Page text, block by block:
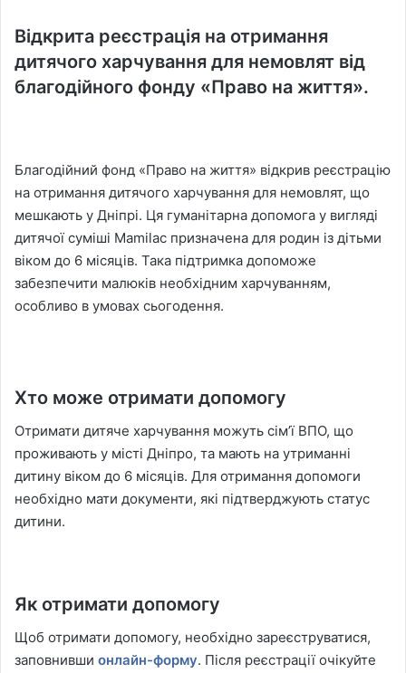
Відкрита реєстрація на отримання
дитячого харчування для немовлят від
благодійного фонду «Право на життя».
Благодійний фонд «Право на життя» відкрив реєстрацію
на отримання дитячого харчування для немовлят, що
мешкають у Дніпрі. Ця гуманітарна допомога у вигляді
дитячої суміші Mamilac призначена для родин із дітьми
віком до 6 місяців. Така підтримка допоможе
забезпечити малюків необхідним харчуванням,
особливо в умовах сьогодення.
Хто може отримати допомогу
Отримати дитяче харчування можуть сім’ї ВПО, що
проживають у місті Дніпро, та мають на утриманні
дитину віком до 6 місяців. Для отримання допомоги
необхідно мати документи, які підтверджують статус
дитини.
Як отримати допомогу
Щоб отримати допомогу, необхідно зареєструватися,
заповнивши онлайн-форму. Після реєстрації очікуйте